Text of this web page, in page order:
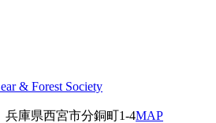
兵庫県西宮市分銅町1-4MAP